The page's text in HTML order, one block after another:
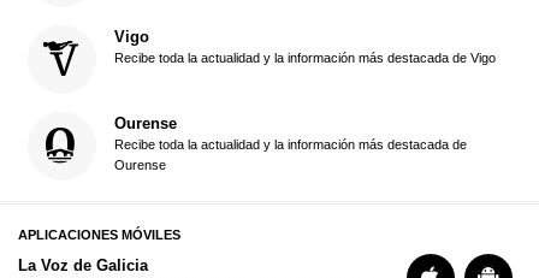
Vigo
Recibe toda la actualidad y la información más destacada de Vigo
Ourense
Recibe toda la actualidad y la información más destacada de
Ourense
APLICACIONES MÓVILES
La Voz de Galicia